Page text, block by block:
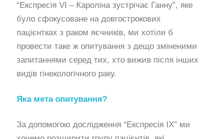
“Експресія VI – Кароліна зустрічає Ганну”, яке
було сфокусоване на довгострокових
пацієнтках з раком яєчників, ми хотіли б
провести таке ж опитування з дещо зміненими
запитаннями серед тих, хто вижив після інших
видів гінекологічного раку.
Яка мета опитування?
За допомогою дослідження “Експресія IX” ми